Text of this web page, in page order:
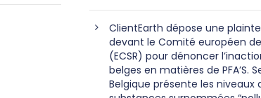
ClientEarth dépose une
devant le Comité européen
(ECSR) pour dénoncer
belges en matières de PFA’S.
Belgique présente les niveaux